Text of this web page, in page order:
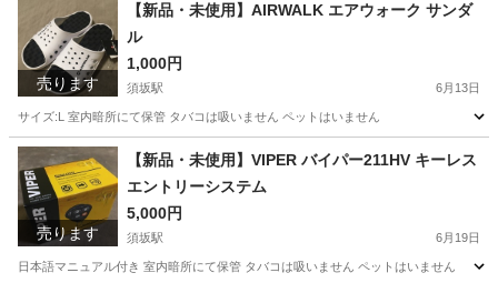
売ります
【新品・未使用】AIRWALK エアウォーク サンダ
ル
1,000円
須坂駅 6月13日
サイズ:L 室内暗所にて保管 タバコは吸いません ペットはいません
長野 須坂市 須坂駅 靴
売ります
【新品・未使用】VIPER バイパー211HV キーレス
エントリーシステム
5,000円
須坂駅 6月19日
日本語マニュアル付き 室内暗所にて保管 タバコは吸いません ペットはいません